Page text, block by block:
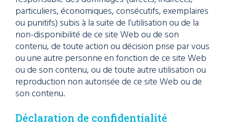
particuliers, économiques, consécutifs, exemplaires
ou punitifs) subis à la suite de l’utilisation ou de la
non-disponibilité de ce site Web ou de son
contenu, de toute action ou décision prise par vous
ou une autre personne en fonction de ce site Web
ou de son contenu, ou de toute autre utilisation ou
reproduction non autorisée de ce site Web ou de
son contenu.
Déclaration de confidentialité